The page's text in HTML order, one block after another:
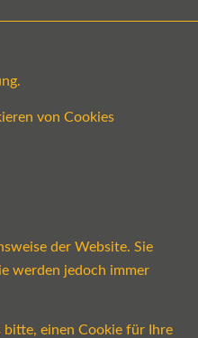
von Cookies
der Website. Sie
werden jedoch immer
bitte, einen Cookie für Ihre